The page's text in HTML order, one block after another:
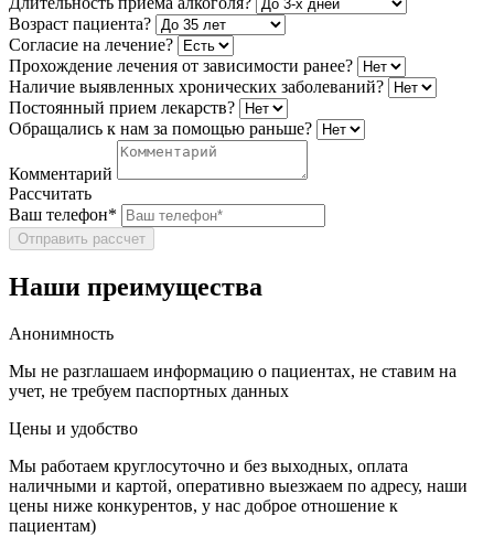
Возраст пациента?
Согласие на лечение?
Прохождение лечения от зависимости ранее?
Наличие выявленных хронических заболеваний?
Постоянный прием лекарств?
Обращались к нам за помощью раньше?
Комментарий
Рассчитать
Ваш телефон*
Отправить рассчет
Наши преимущества
Анонимность
Мы не разглашаем информацию о пациентах, не ставим на
учет, не требуем паспортных данных
Цены и удобство
Мы работаем круглосуточно и без выходных, оплата
наличными и картой, оперативно выезжаем по адресу, наши
цены ниже конкурентов, у нас доброе отношение к
пациентам)